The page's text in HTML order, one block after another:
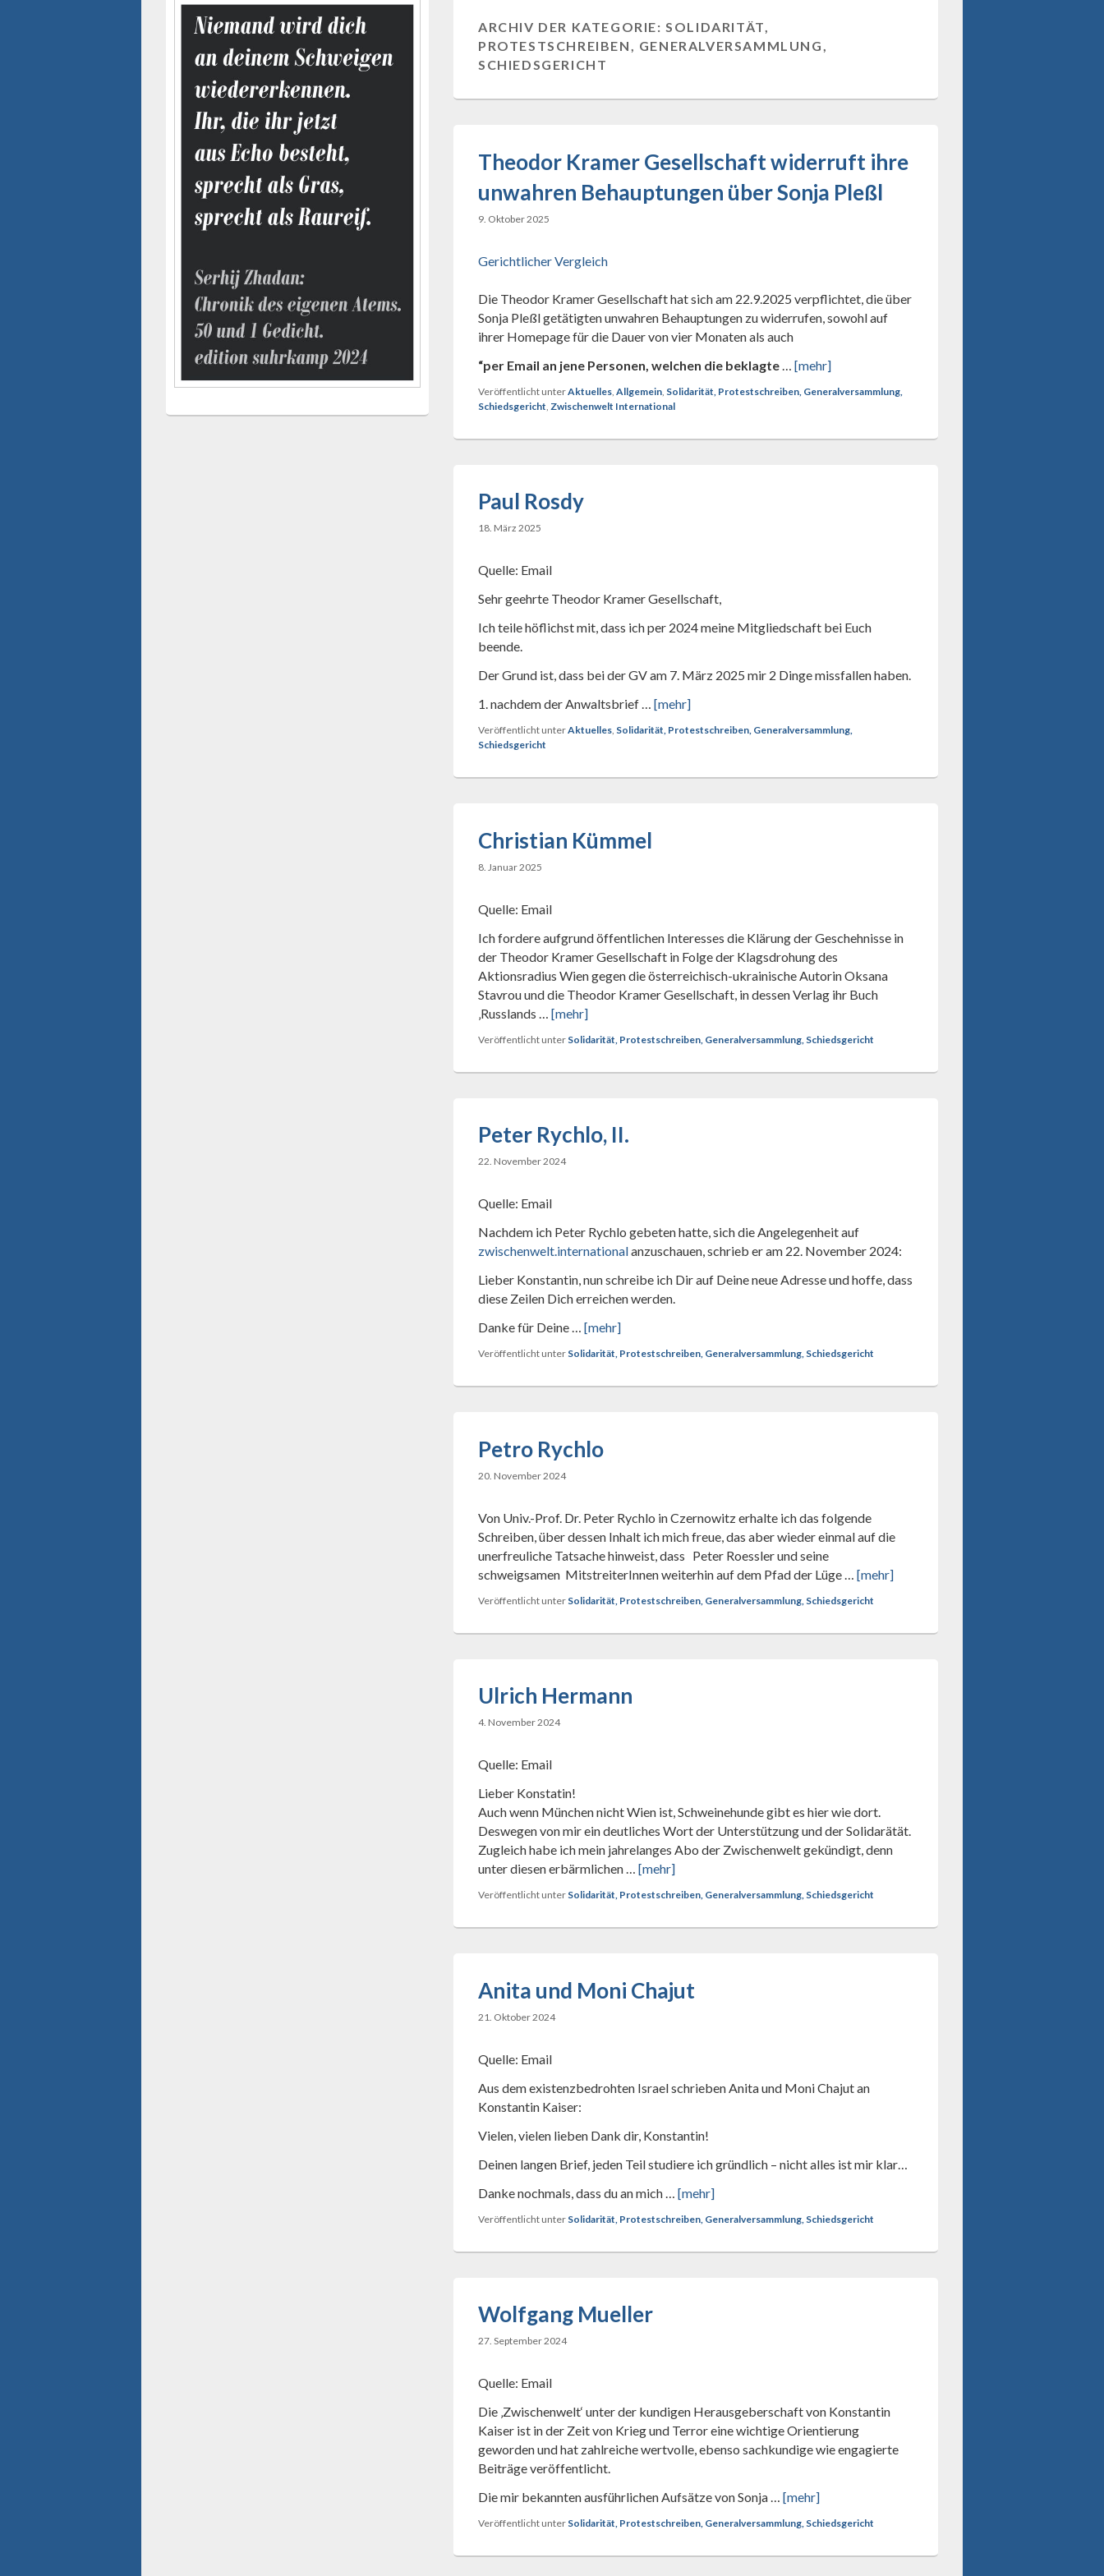
ARCHIV DER KATEGORIE:SOLIDARITÄT,
PROTESTSCHREIBEN, GENERALVERSAMMLUNG,
SCHIEDSGERICHT
Theodor Kramer Gesellschaft widerruft ihre
unwahren Behauptungen über Sonja Pleßl
9. Oktober 2025
Gerichtlicher Vergleich
Die Theodor Kramer Gesellschaft hat sich am 22.9.2025 verpflichtet, die über
Sonja Pleßl getätigten unwahren Behauptungen zu widerrufen, sowohl auf
ihrer Homepage für die Dauer von vier Monaten als auch
“per Email an jene Personen, welchen die beklagte… [mehr]
Veröffentlicht unterAktuelles Allgemein Solidarität, Protestschreiben, Generalversammlung,
Schiedsgericht Zwischenwelt International
Paul Rosdy
18. März 2025
Quelle: Email
Sehr geehrte Theodor Kramer Gesellschaft,
Ich teile höflichst mit, dass ich per 2024 meine Mitgliedschaft bei Euch
beende.
Der Grund ist, dass bei der GV am 7. März 2025 mir 2 Dinge missfallen haben.
1. nachdem der Anwaltsbrief … [mehr]
Veröffentlicht unterAktuelles, Solidarität, Protestschreiben, Generalversammlung,
Schiedsgericht
Christian Kümmel
8. Januar 2025
Quelle: Email
Ich fordere aufgrund öffentlichen Interesses die Klärung der Geschehnisse in
der Theodor Kramer Gesellschaft in Folge der Klagsdrohung des
Aktionsradius Wien gegen die österreichisch-ukrainische Autorin Oksana
Stavrou und die Theodor Kramer Gesellschaft, in dessen Verlag ihr Buch
‚Russlands … [mehr]
Veröffentlicht unter Solidarität, Protestschreiben, Generalversammlung, Schiedsgericht
Peter Rychlo, II.
22. November 2024
Quelle: Email
Nachdem ich Peter Rychlo gebeten hatte, sich die Angelegenheit auf
zwischenwelt.internationalanzuschauen, schrieb er am 22. November 2024:
Lieber Konstantin, nun schreibe ich Dir auf Deine neue Adresse und hoffe, dass
diese Zeilen Dich erreichen werden.
Danke für Deine … [mehr]
Veröffentlicht unter Solidarität, Protestschreiben, Generalversammlung, Schiedsgericht
Petro Rychlo
20. November 2024
Von Univ.-Prof. Dr. Peter Rychlo in Czernowitz erhalte ich das folgende
Schreiben, über dessen Inhalt ich mich freue, das aber wieder einmal auf die
unerfreuliche Tatsache hinweist, dass Peter Roessler und seine
schweigsamen MitstreiterInnen weiterhin auf dem Pfad der Lüge … [mehr]
Veröffentlicht unter Solidarität, Protestschreiben, Generalversammlung, Schiedsgericht
Ulrich Hermann
4. November 2024
Quelle: Email
Lieber Konstatin!
Auch wenn München nicht Wien ist, Schweinehunde gibt es hier wie dort.
Deswegen von mir ein deutliches Wort der Unterstützung und der Solidarätät.
Zugleich habe ich mein jahrelanges Abo der Zwischenwelt gekündigt, denn
unter diesen erbärmlichen … [mehr]
Veröffentlicht unter Solidarität, Protestschreiben, Generalversammlung, Schiedsgericht
Anita und Moni Chajut
21. Oktober 2024
Quelle: Email
Aus dem existenzbedrohten Israel schrieben Anita und Moni Chajut an
Konstantin Kaiser:
Vielen, vielen lieben Dank dir, Konstantin!
Deinen langen Brief, jeden Teil studiere ich gründlich – nicht alles ist mir klar…
Danke nochmals, dass du an mich … [mehr]
Veröffentlicht unter Solidarität, Protestschreiben, Generalversammlung, Schiedsgericht
Wolfgang Mueller
27. September 2024
Quelle: Email
Die ‚Zwischenwelt‘ unter der kundigen Herausgeberschaft von Konstantin
Kaiser ist in der Zeit von Krieg und Terror eine wichtige Orientierung
geworden und hat zahlreiche wertvolle, ebenso sachkundige wie engagierte
Beiträge veröffentlicht.
Die mir bekannten ausführlichen Aufsätze von Sonja … [mehr]
Veröffentlicht unter Solidarität, Protestschreiben, Generalversammlung, Schiedsgericht
Seitenleisten-
Widgetbereich